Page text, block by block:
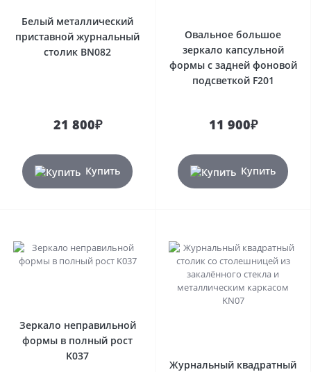
Белый металлический
приставной журнальный
столик BN082
21 800₽
Купить
Овальное большое
зеркало капсульной
формы с задней фоновой
подсветкой F201
11 900₽
Купить
Зеркало неправильной
формы в полный рост
K037
Журнальный квадратный